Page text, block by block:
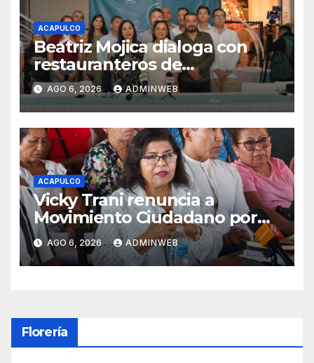
ACAPULCO
Beatriz Mojica dialoga con
restauranteros de
Chilpancingo y plantea
fortalecer agroindustria,
turismo y artesanías
AGO 6, 2026 ADMINWEB
ACAPULCO
Vicky Trani renuncia a
Movimiento Ciudadano por
falta de diálogo con la
militancia
AGO 6, 2026 ADMINWEB
Florería